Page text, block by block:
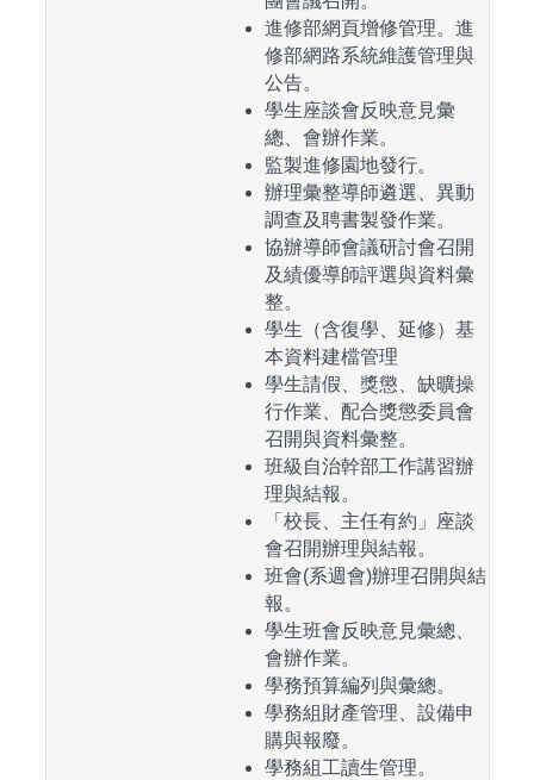
進修部網頁增修管理。進
修部網路系統維護管理與
公告。
學生座談會反映意見彙
總、會辦作業。
監製進修園地發行。
辦理彙整導師遴選、異動
調查及聘書製發作業。
協辦導師會議研討會召開
及績優導師評選與資料彙
整。
學生（含復學、延修）基
本資料建檔管理
學生請假、獎懲、缺曠操
行作業、配合獎懲委員會
召開與資料彙整。
班級自治幹部工作講習辦
理與結報。
「校長、主任有約」座談
會召開辦理與結報。
班會(系週會)辦理召開與結
報。
學生班會反映意見彙總、
會辦作業。
學務預算編列與彙總。
學務組財產管理、設備申
購與報廢。
學務組工讀生管理。